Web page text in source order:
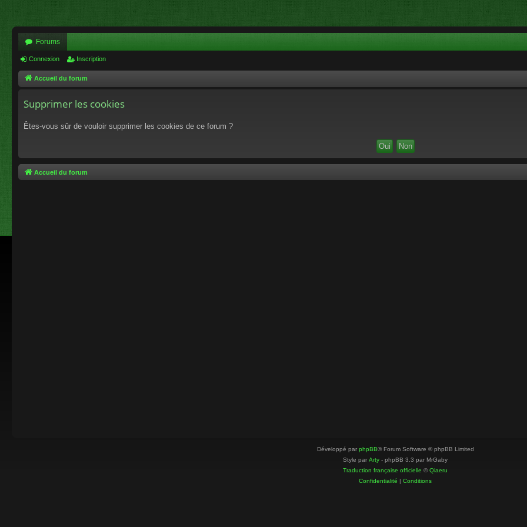
Forums
Connexion Inscription
Accueil du forum
Supprimer les cookies
Êtes-vous sûr de vouloir supprimer les cookies de ce forum ?
Accueil du forum
Développé par phpBB® Forum Software © phpBB Limited
Style par Arty - phpBB 3.3 par MrGaby
Traduction française officielle ©Qiaeru
Confidentialité | Conditions